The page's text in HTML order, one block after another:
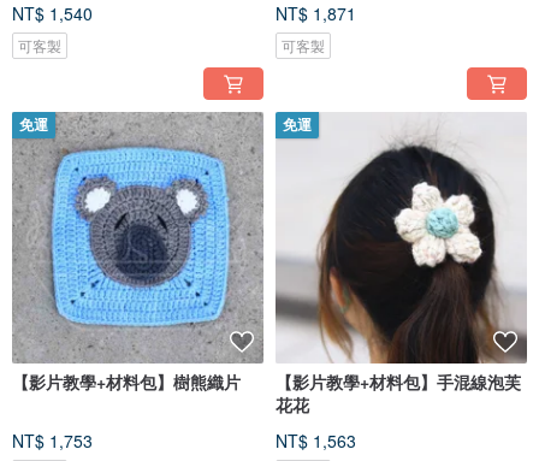
NT$ 1,540
可客製
NT$ 1,871
可客製
免運
【影片教學+材料包】樹熊織片
NT$ 1,753
免運
【影片教學+材料包】手混線泡芙
花花
NT$ 1,563